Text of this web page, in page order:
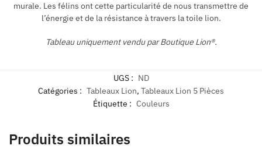
murale. Les félins ont cette particularité de nous transmettre de
l’énergie et de la résistance à travers la toile lion.
Tableau uniquement vendu par Boutique Lion®.
UGS : ND
Catégories : Tableaux Lion, Tableaux Lion 5 Pièces
Étiquette : Couleurs
Produits similaires